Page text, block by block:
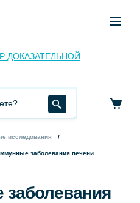
исследования
заболевания печени